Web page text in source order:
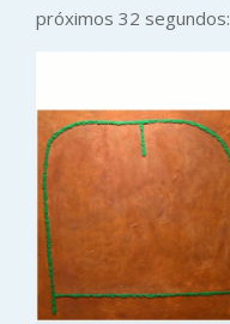
próximos 32 segundos: